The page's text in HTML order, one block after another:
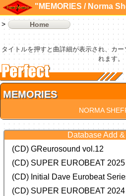
Home
タイトルを押すと曲詳細が表示され、カ
れます。
MEMORIES
NORMA
Database Add
(CD) GReurosound vol.12
(CD) SUPER EUROBEAT 2025
(CD) Initial Dave Eurobeat
(CD) SUPER EUROBEAT 2024